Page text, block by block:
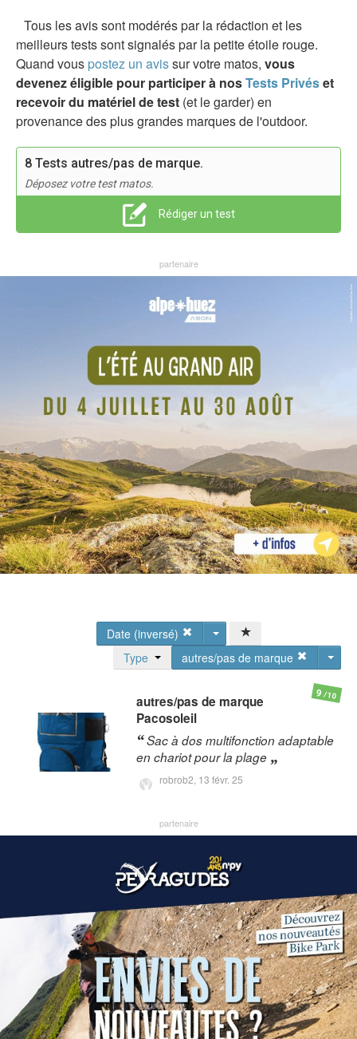
Tous les avis sont modérés par la rédaction et les
meilleurs tests sont signalés par la petite étoile rouge.
Quand vous postez un avissur votre matos, vous
devenez éligible pour participer à nosTests Privéset
recevoir du matériel de test (et le garder) en
provenance des plus grandes marques de l'outdoor.
8 Tests autres/pas de marque.
Déposez votre test matos.
Rédiger un test
Date (inversé)
autres/pas de marque
Type
autres/pas de marque
Pacosoleil
Sac à dos multifonction adaptable
en chariot pour la plage
robrob2, 13 févr. 25
9/10